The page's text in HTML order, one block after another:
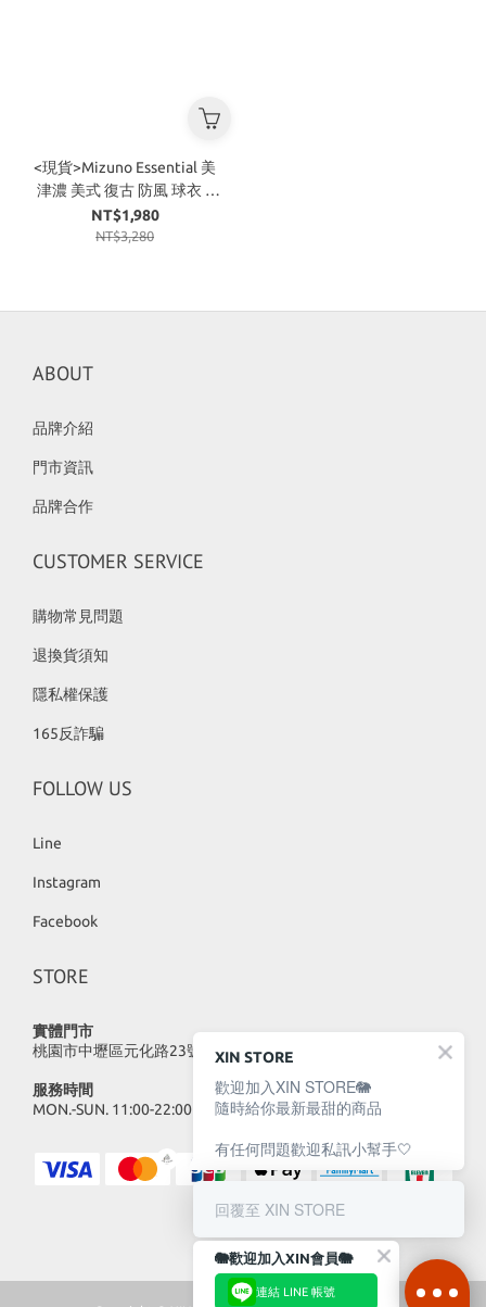
<現貨>Mizuno Essential 美
津濃 美式 復古 防風 球衣 3
色
NT$1,980
NT$3,280
ABOUT
品牌介紹
門市資訊
品牌合作
CUSTOMER SERVICE
購物常見問題
退換貨須知
隱私權保護
165反詐騙
FOLLOW US
Line
Instagram
Facebook
STORE
實體門市
桃園市中壢區元化路23號
服務時間
MON.-SUN. 11:00-22:00
XIN STORE
歡迎加入XIN STORE🐘
隨時給你最新最甜的商品
有任何問題歡迎私訊小幫手🤍
回覆至 XIN STORE
🐘歡迎加入XIN會員🐘
連結 LINE 帳號